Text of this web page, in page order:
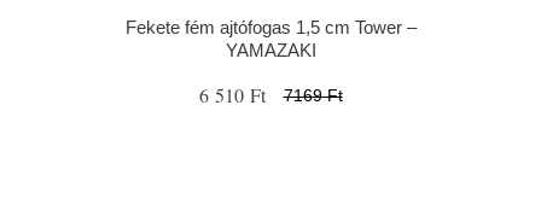
Fekete fém ajtófogas 1,5 cm Tower –
YAMAZAKI
6 510 Ft 7169 Ft